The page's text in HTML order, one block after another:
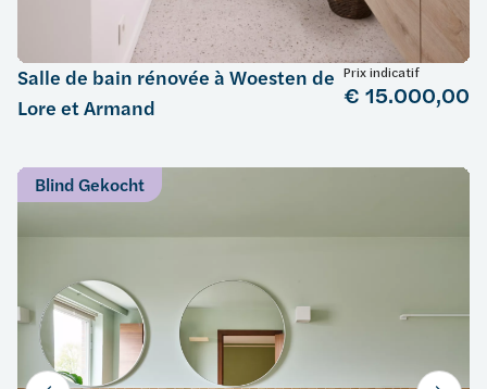
Salle de bain rénovée à Woesten de
Lore et Armand
Prix indicatif
€ 15.000,00
Blind Gekocht